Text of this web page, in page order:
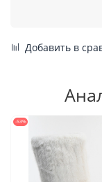
Добавить в
-53%